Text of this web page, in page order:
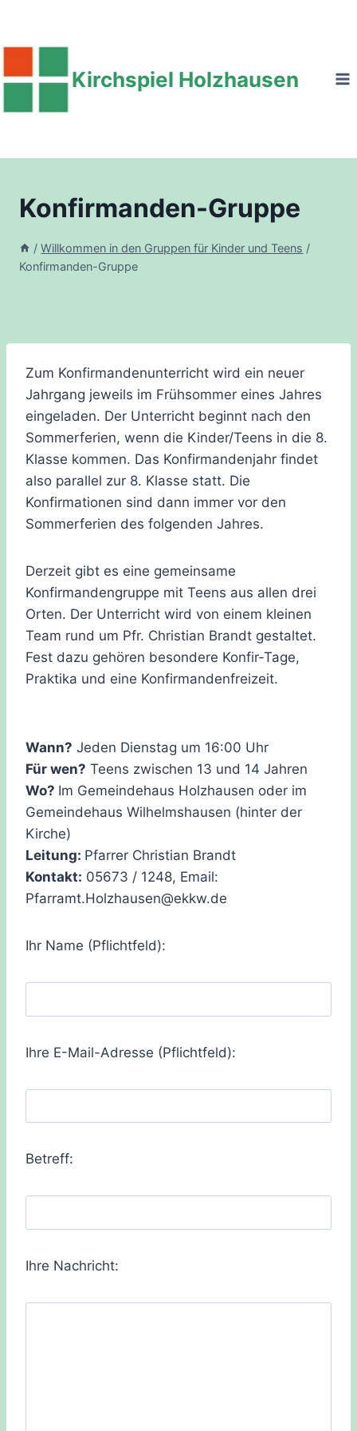
springen
Kirchspiel Holzhausen
Konfirmanden-Gruppe
/ Willkommen in den Gruppen für Kinder und Teens /
Konfirmanden-Gruppe
Zum Konfirmandenunterricht wird ein neuer
Jahrgang jeweils im Frühsommer eines Jahres
eingeladen. Der Unterricht beginnt nach den
Sommerferien, wenn die Kinder/Teens in die 8.
Klasse kommen. Das Konfirmandenjahr findet
also parallel zur 8. Klasse statt. Die
Konfirmationen sind dann immer vor den
Sommerferien des folgenden Jahres.
Derzeit gibt es eine gemeinsame
Konfirmandengruppe mit Teens aus allen drei
Orten. Der Unterricht wird von einem kleinen
Team rund um Pfr. Christian Brandt gestaltet.
Fest dazu gehören besondere Konfir-Tage,
Praktika und eine Konfirmandenfreizeit.
Wann? Jeden Dienstag um 16:00 Uhr
Für wen? Teens zwischen 13 und 14 Jahren
Wo? Im Gemeindehaus Holzhausen oder im
Gemeindehaus Wilhelmshausen (hinter der
Kirche)
Leitung: Pfarrer Christian Brandt
Kontakt: 05673 / 1248, Email:
Pfarramt.Holzhausen@ekkw.de
Ihr Name (Pflichtfeld):
Ihre E-Mail-Adresse (Pflichtfeld):
Betreff:
Ihre Nachricht: